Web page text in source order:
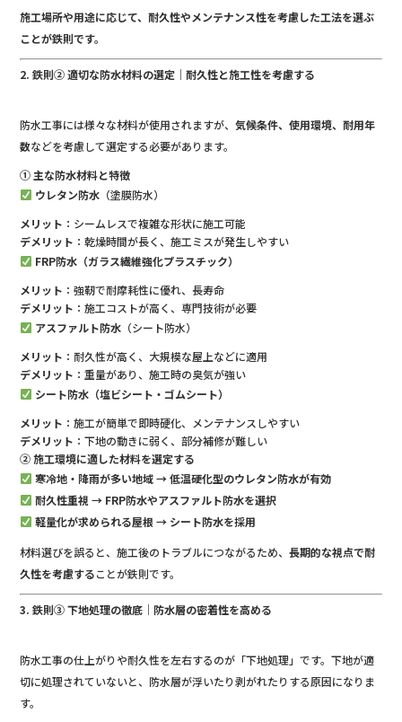
施工場所や用途に応じて、耐久性やメンテナンス性を考慮した工法を選ぶ
ことが鉄則です。
2. 鉄則② 適切な防水材料の選定｜耐久性と施工性を考慮する
防水工事には様々な材料が使用されますが、気候条件、使用環境、耐用年
数などを考慮して選定する必要があります。
① 主な防水材料と特徴
ウレタン防水 （塗膜防水）
メリット ：シームレスで複雑な形状に施工可能
デメリット ：乾燥時間が長く、施工ミスが発生しやすい
FRP防水（ガラス繊維強化プラスチック）
メリット ：強靭で耐摩耗性に優れ、長寿命
デメリット ：施工コストが高く、専門技術が必要
アスファルト防水 （シート防水）
メリット ：耐久性が高く、大規模な屋上などに適用
デメリット ：重量があり、施工時の臭気が強い
シート防水（塩ビシート・ゴムシート）
メリット ：施工が簡単で即時硬化、メンテナンスしやすい
デメリット ：下地の動きに弱く、部分補修が難しい
② 施工環境に適した材料を選定する
寒冷地・降雨が多い地域 → 低温硬化型のウレタン防水が有効
耐久性重視 → FRP防水やアスファルト防水を選択
軽量化が求められる屋根 → シート防水を採用
材料選びを誤ると、施工後のトラブルにつながるため、長期的な視点で耐
久性を考慮することが鉄則です。
3. 鉄則③ 下地処理の徹底｜防水層の密着性を高める
防水工事の仕上がりや耐久性を左右するのが「下地処理」です。下地が適
切に処理されていないと、防水層が浮いたり剥がれたりする原因になりま
す。